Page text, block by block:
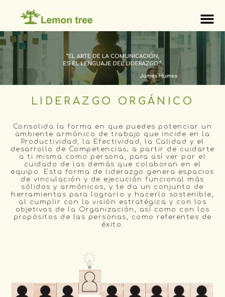
LIDERAZGO ORGÁNICO
Consolida la forma en que puedes potenciar un
ambiente armónico de trabajo que incide en la
Productividad, la Efectividad, la Calidad y el
desarrollo de Competencias; a partir de cuidarte
a ti misma como persona, para así ver por el
cuidado de las demás que colaboran en el
equipo. Esta forma de liderazgo genera espacios
de vinculación y de ejecución funcional más
sólidos y armónicos, y te da un conjunto de
herramientas para lograrlo y hacerlo sostenible,
al cumplir con la visión estratégica y con los
objetivos de la Organización, así como con los
propósitos de las personas, como referentes de
éxito.